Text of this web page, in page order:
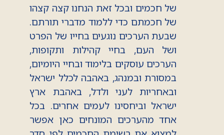
של חכמים ובכל זאת הנחנו קצה קצהו
של חכמתם כדי ללמוד מדברי תורתם.
שבעת הערכים נוגעים בחייו של הפרט
ושל העם, בחיי קהילות ותקופות,
הערכים עוסקים בלימוד ובחיי היומיום,
במסורת ובמנהג, באהבה לכלל ישראל
ובאחריות לעני ולדל, באהבת ארץ
ישראל וביחסינו לעמים אחרים. בכל
אחד מהערכים המונחים כאן אפשר